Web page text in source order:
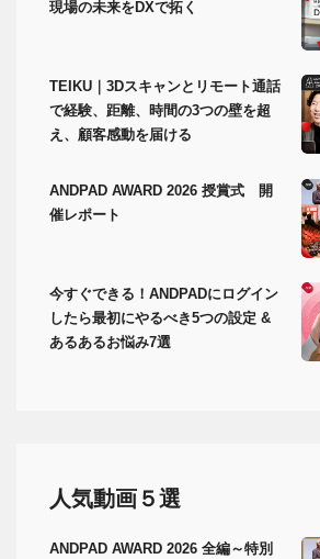
現場の未来をDXで拓く
TEIKU｜3Dスキャンとリモート通話
で経験、距離、時間の3つの壁を超
え、顧客感動を届ける
ANDPAD AWARD 2026 授賞式 開
催レポート
今すぐできる！ANDPADにログイン
したら最初にやるべき5つの設定 &
あるあるお悩み7選
人気動画５選
ANDPAD AWARD 2026 全編～特別